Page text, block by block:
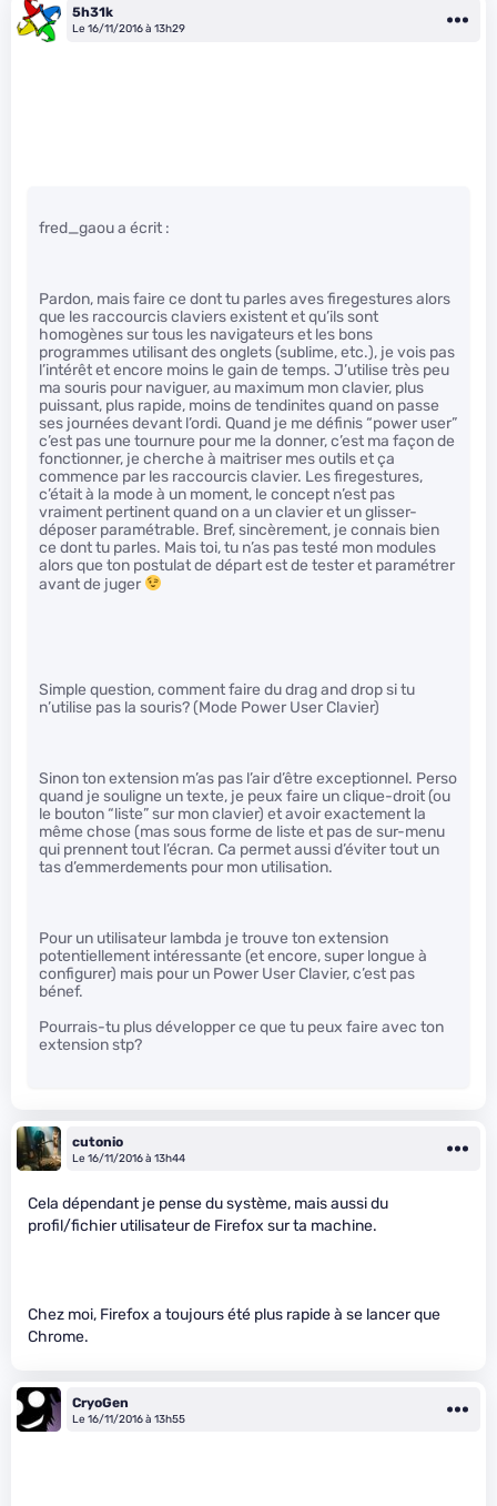
5h31k
Le 16/11/2016 à 13h29
fred_gaou a écrit :
Pardon, mais faire ce dont tu parles aves firegestures alors
que les raccourcis claviers existent et qu’ils sont
homogènes sur tous les navigateurs et les bons
programmes utilisant des onglets (sublime, etc.), je vois pas
l’intérêt et encore moins le gain de temps. J’utilise très peu
ma souris pour naviguer, au maximum mon clavier, plus
puissant, plus rapide, moins de tendinites quand on passe
ses journées devant l’ordi. Quand je me définis “power user”
c’est pas une tournure pour me la donner, c’est ma façon de
fonctionner, je cherche à maitriser mes outils et ça
commence par les raccourcis clavier. Les firegestures,
c’était à la mode à un moment, le concept n’est pas
vraiment pertinent quand on a un clavier et un glisser-
déposer paramétrable. Bref, sincèrement, je connais bien
ce dont tu parles. Mais toi, tu n’as pas testé mon modules
alors que ton postulat de départ est de tester et paramétrer
avant de juger
Simple question, comment faire du drag and drop si tu
n’utilise pas la souris? (Mode Power User Clavier)
Sinon ton extension m’as pas l’air d’être exceptionnel. Perso
quand je souligne un texte, je peux faire un clique-droit (ou
le bouton “liste” sur mon clavier) et avoir exactement la
même chose (mas sous forme de liste et pas de sur-menu
qui prennent tout l’écran. Ca permet aussi d’éviter tout un
tas d’emmerdements pour mon utilisation.
Pour un utilisateur lambda je trouve ton extension
potentiellement intéressante (et encore, super longue à
configurer) mais pour un Power User Clavier, c’est pas
bénef.
Pourrais-tu plus développer ce que tu peux faire avec ton
extension stp?
cutonio
Le 16/11/2016 à 13h44
Cela dépendant je pense du système, mais aussi du
profil/fichier utilisateur de Firefox sur ta machine.
Chez moi, Firefox a toujours été plus rapide à se lancer que
Chrome.
CryoGen
Le 16/11/2016 à 13h55